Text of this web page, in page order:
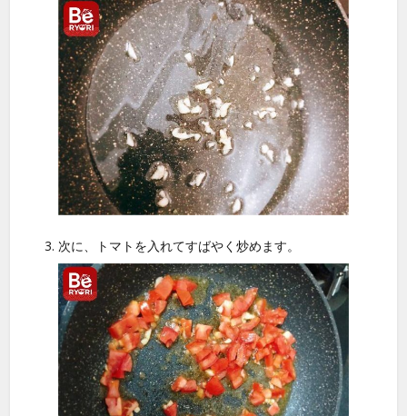
次に、トマトを入れてすばやく炒めます。